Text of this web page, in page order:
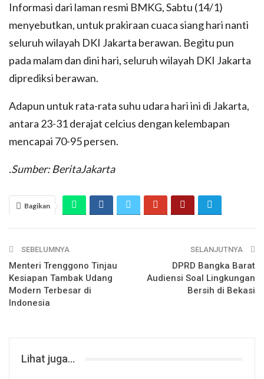
Informasi dari laman resmi BMKG, Sabtu (14/1)
menyebutkan, untuk prakiraan cuaca siang hari nanti
seluruh wilayah DKI Jakarta berawan. Begitu pun
pada malam dan dini hari, seluruh wilayah DKI Jakarta
diprediksi berawan.
Adapun untuk rata-rata suhu udara hari ini di Jakarta,
antara 23-31 derajat celcius dengan kelembapan
mencapai 70-95 persen.
.Sumber: BeritaJakarta
Bagikan
SEBELUMNYA
Menteri Trenggono Tinjau
Kesiapan Tambak Udang
Modern Terbesar di
Indonesia
SELANJUTNYA
DPRD Bangka Barat
Audiensi Soal Lingkungan
Bersih di Bekasi
Lihat juga...